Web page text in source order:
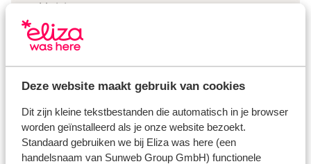
Deze website maakt gebruik van cookies
Dit zijn kleine tekstbestanden die automatisch in je browser
worden geïnstalleerd als je onze website bezoekt.
Standaard gebruiken we bij Eliza was here (een
handelsnaam van Sunweb Group GmbH) functionele
kluisje
voorzieningen voor mindervaliden
wi-fi in openbare ruimte (gratis), op de kamer
week
handdoeken inclusief verschoning 1 keer per
week